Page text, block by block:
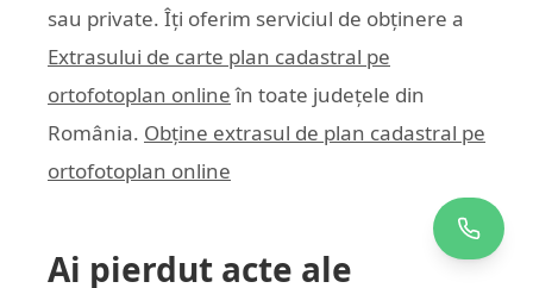
sau private. Îți oferim serviciul de obținere a
Extrasului de carte plan cadastral pe
ortofotoplan online în toate județele din
România. Obține extrasul de plan cadastral pe
ortofotoplan online
Ai pierdut acte ale